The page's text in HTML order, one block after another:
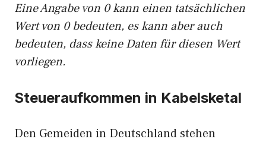
Eine Angabe von 0 kann einen tatsächlichen
Wert von 0 bedeuten, es kann aber auch
bedeuten, dass keine Daten für diesen Wert
vorliegen.
Steueraufkommen in Kabelsketal
Den Gemeiden in Deutschland stehen